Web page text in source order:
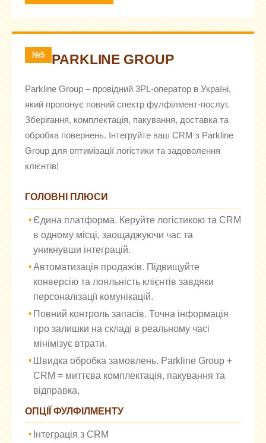
№5 PARKLINE GROUP
Parkline Group – провідний 3PL-оператор в Україні,
який пропонує повний спектр фулфілмент-послуг.
Зберігання, комплектація, пакування, доставка та
обробка повернень. Інтегруйте ваш CRM з Parkline
Group для оптимізації логістики та задоволення
клієнтів!
ГОЛОВНІ ПЛЮСИ
Єдина платформа. Керуйте логістикою та CRM
в одному місці, заощаджуючи час та
уникнувши інтеграцій.
Автоматизація продажів. Підвищуйте
конверсію та лояльність клієнтів завдяки
персоналізації комунікацій.
Повний контроль запасів. Точна інформація
про залишки на складі в реальному часі
мінімізує втрати.
Швидка обробка замовлень. Parkline Group +
CRM = миттєва комплектація, пакування та
відправка.
ОПЦІЇ ФУЛФІЛМЕНТУ
Інтеграція з CRM